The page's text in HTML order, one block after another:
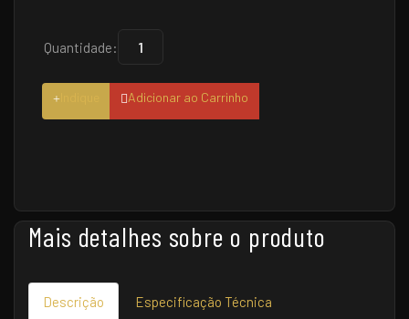
Quantidade:
Adicionar ao Carrinho
Mais detalhes sobre o produto
Descrição Especificação Técnica